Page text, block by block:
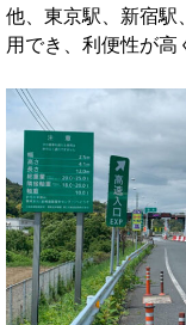
他、東京駅、新宿駅
用でき、利便性が高